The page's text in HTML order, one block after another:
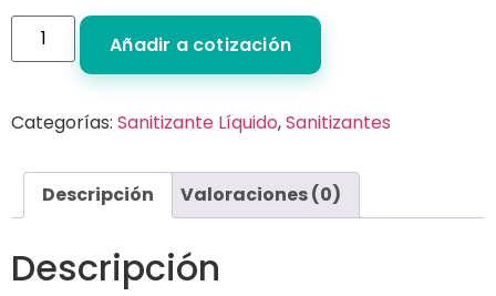
Añadir a cotización
Categorías: Sanitizante Líquido,Sanitizantes
Descripción Valoraciones (0)
Descripción